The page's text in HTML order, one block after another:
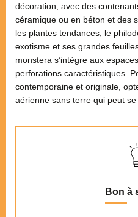
décoration, avec des
céramique ou en béton et des
les plantes tendances, le
exotisme et ses grandes
monstera s’intègre aux
perforations caractéristiques.
contemporaine et originale,
aérienne sans terre qui peut
Bon à